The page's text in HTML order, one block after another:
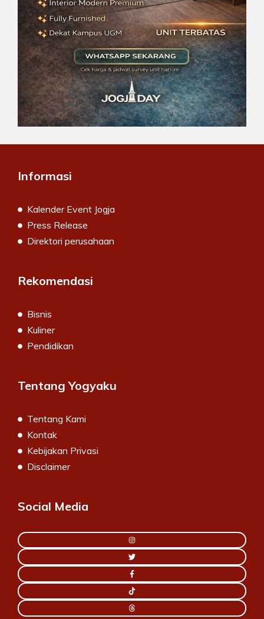
Informasi
Kalender Event Jogja
Press Release
Direktori perusahaan
Rekomendasi
Bisnis
Kuliner
Pendidikan
Tentang Yogyaku
Tentang Kami
Kontak
Kebijakan Privasi
Disclaimer
Social Media